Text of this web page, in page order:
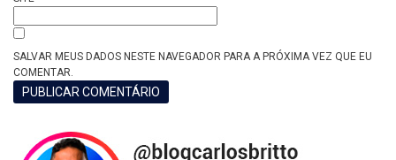
SALVAR MEUS DADOS NESTE NAVEGADOR PARA A PRÓXIMA VEZ QUE EU
COMENTAR.